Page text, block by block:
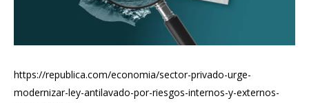
https://republica.com/economia/sector-privado-urge-
modernizar-ley-antilavado-por-riesgos-internos-y-externos-